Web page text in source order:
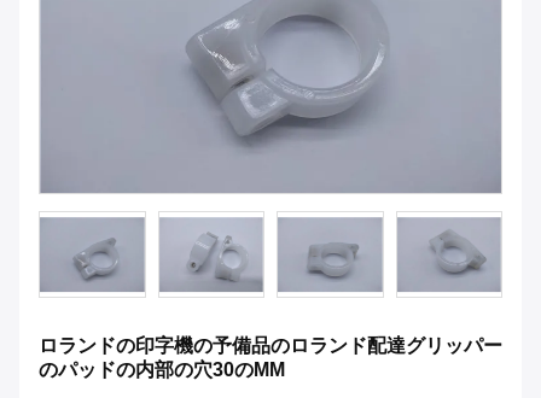
ロランドの印字機の予備品のロランド配達グリッパー
のパッドの内部の穴30のMM